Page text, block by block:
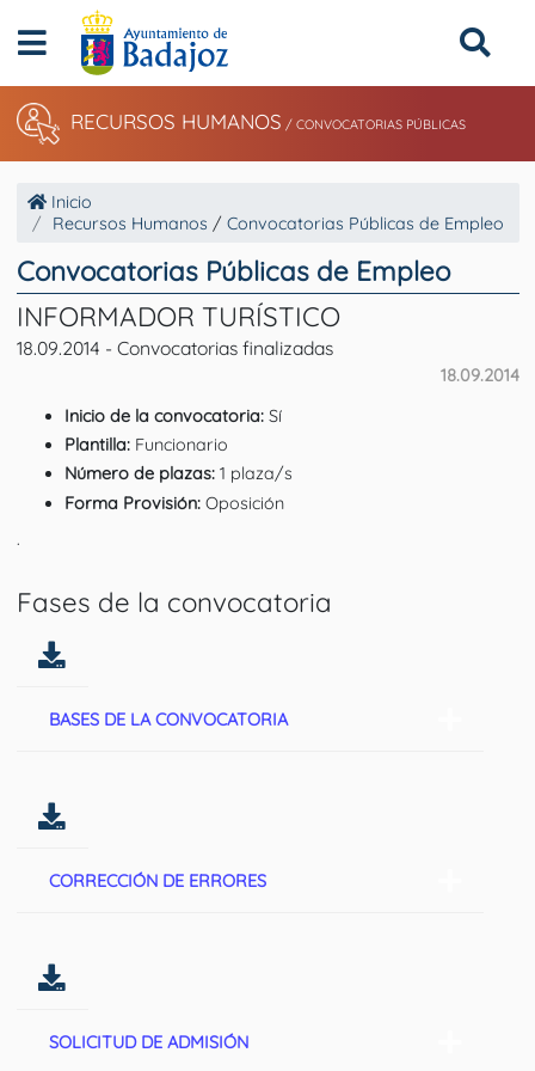
RECURSOS HUMANOS / CONVOCATORIAS PÚBLICAS
Inicio
Recursos Humanos / Convocatorias Públicas de Empleo
Convocatorias Públicas de Empleo
INFORMADOR TURÍSTICO
18.09.2014 - Convocatorias finalizadas
18.09.2014
Inicio de la convocatoria:Sí
Plantilla: Funcionario
Número de plazas:1 plaza/s
Forma Provisión:Oposición
.
Fases de la convocatoria
BASES DE LA CONVOCATORIA
CORRECCIÓN DE ERRORES
SOLICITUD DE ADMISIÓN